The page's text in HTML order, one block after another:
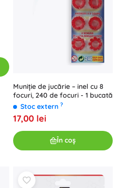
Muniție de jucărie – inel cu 8
focuri, 240 de focuri - 1 bucată
Stoc extern ?
17,00 lei
În coș